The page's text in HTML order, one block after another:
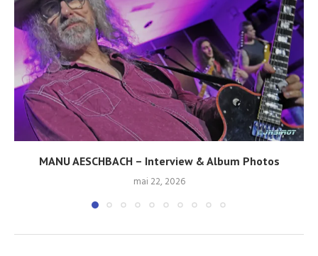
MANU AESCHBACH – Interview & Album Photos
mai 22, 2026